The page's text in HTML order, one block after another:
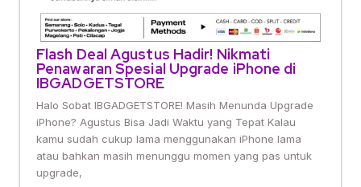
Flash Deal Agustus Hadir! Nikmati
Penawaran Spesial Upgrade iPhone di
IBGADGETSTORE
Halo Sobat IBGADGETSTORE! Masih Menunda Upgrade
iPhone? Agustus Bisa Jadi Waktu yang Tepat Kalau
kamu sudah cukup lama menggunakan iPhone lama
atau bahkan masih menunggu momen yang pas untuk
upgrade,